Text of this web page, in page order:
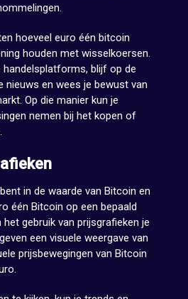
hoeveel euro één bitcoin
houden met wisselkoersen.
handelsplatforms, blijf op de
nieuws en wees je bewust van
Op die manier kun je
nemen bij het kopen of
in de waarde van Bitcoin en
één Bitcoin op een bepaald
gebruik van prijsgrafieken je
een visuele weergave van
prijsbewegingen van Bitcoin